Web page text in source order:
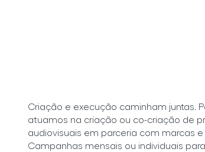
Criação e execução caminham juntas.
atuamos na criação ou co-criação de
audiovisuais em parceria com marcas e
Campanhas mensais ou individuais